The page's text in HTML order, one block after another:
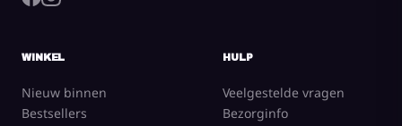
WINKEL
Nieuw binnen
Bestsellers
HULP
Veelgestelde vragen
Bezorginfo